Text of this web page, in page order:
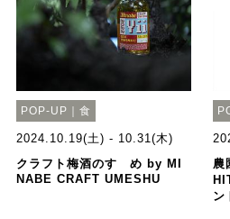
POP-UP｜食
2024.10.19(土) - 10.31(木)
クラフト梅酒のすゝめ by MI
NABE CRAFT UMESHU
農
ン